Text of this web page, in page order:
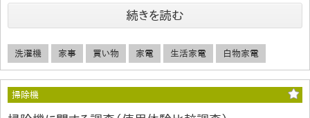
続きを読む
洗濯機 家事 買い物 家電 生活家電 白物家電
掃除機